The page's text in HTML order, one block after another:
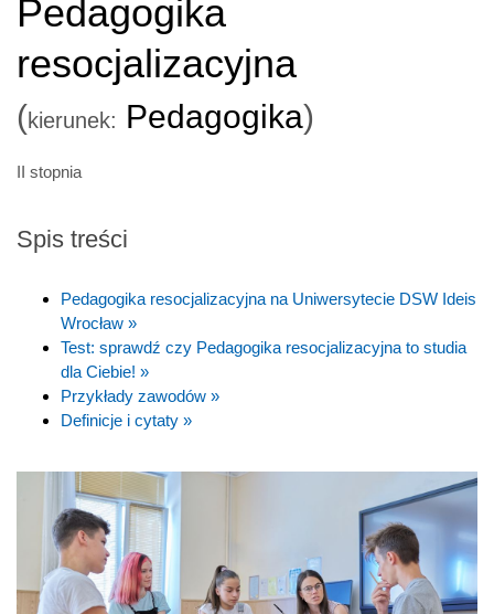
Pedagogika
resocjalizacyjna
(kierunek: Pedagogika)
II stopnia
Spis treści
Pedagogika resocjalizacyjna na Uniwersytecie DSW Ideis
Wrocław »
Test: sprawdź czy Pedagogika resocjalizacyjna to studia
dla Ciebie! »
Przykłady zawodów »
Definicje i cytaty »